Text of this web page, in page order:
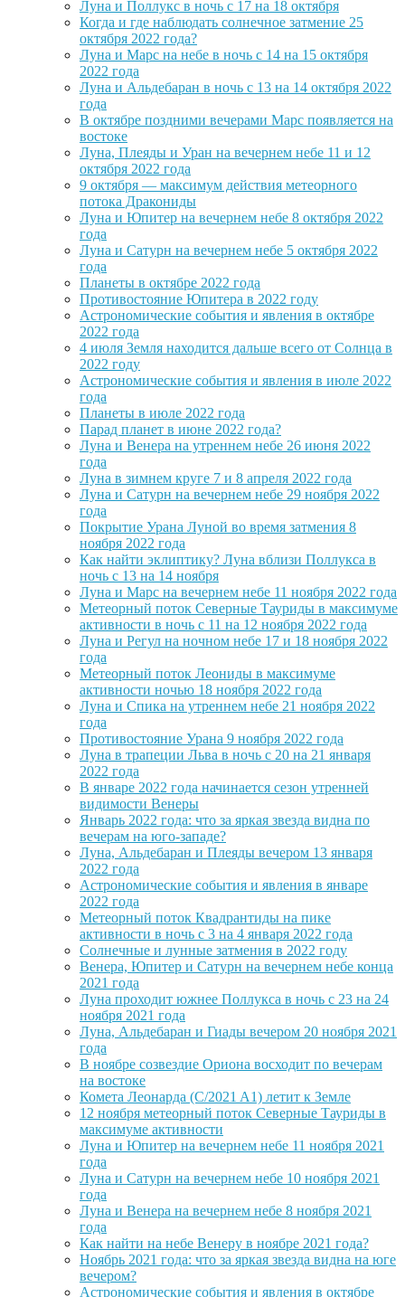
Луна и Поллукс в ночь с 17 на 18 октября
Когда и где наблюдать солнечное затмение 25
октября 2022 года?
Луна и Марс на небе в ночь с 14 на 15 октября
2022 года
Луна и Альдебаран в ночь с 13 на 14 октября 2022
года
В октябре поздними вечерами Марс появляется на
востоке
Луна, Плеяды и Уран на вечернем небе 11 и 12
октября 2022 года
9 октября — максимум действия метеорного
потока Дракониды
Луна и Юпитер на вечернем небе 8 октября 2022
года
Луна и Сатурн на вечернем небе 5 октября 2022
года
Планеты в октябре 2022 года
Противостояние Юпитера в 2022 году
Астрономические события и явления в октябре
2022 года
4 июля Земля находится дальше всего от Солнца в
2022 году
Астрономические события и явления в июле 2022
года
Планеты в июле 2022 года
Парад планет в июне 2022 года?
Луна и Венера на утреннем небе 26 июня 2022
года
Луна в зимнем круге 7 и 8 апреля 2022 года
Луна и Сатурн на вечернем небе 29 ноября 2022
года
Покрытие Урана Луной во время затмения 8
ноября 2022 года
Как найти эклиптику? Луна вблизи Поллукса в
ночь с 13 на 14 ноября
Луна и Марс на вечернем небе 11 ноября 2022 года
Метеорный поток Северные Тауриды в максимуме
активности в ночь с 11 на 12 ноября 2022 года
Луна и Регул на ночном небе 17 и 18 ноября 2022
года
Метеорный поток Леониды в максимуме
активности ночью 18 ноября 2022 года
Луна и Спика на утреннем небе 21 ноября 2022
года
Противостояние Урана 9 ноября 2022 года
Луна в трапеции Льва в ночь с 20 на 21 января
2022 года
В январе 2022 года начинается сезон утренней
видимости Венеры
Январь 2022 года: что за яркая звезда видна по
вечерам на юго-западе?
Луна, Альдебаран и Плеяды вечером 13 января
2022 года
Астрономические события и явления в январе
2022 года
Метеорный поток Квадрантиды на пике
активности в ночь с 3 на 4 января 2022 года
Солнечные и лунные затмения в 2022 году
Венера, Юпитер и Сатурн на вечернем небе конца
2021 года
Луна проходит южнее Поллукса в ночь с 23 на 24
ноября 2021 года
Луна, Альдебаран и Гиады вечером 20 ноября 2021
года
В ноябре созвездие Ориона восходит по вечерам
на востоке
Комета Леонарда (C/2021 A1) летит к Земле
12 ноября метеорный поток Северные Тауриды в
максимуме активности
Луна и Юпитер на вечернем небе 11 ноября 2021
года
Луна и Сатурн на вечернем небе 10 ноября 2021
года
Луна и Венера на вечернем небе 8 ноября 2021
года
Как найти на небе Венеру в ноябре 2021 года?
Ноябрь 2021 года: что за яркая звезда видна на юге
вечером?
Астрономические события и явления в октябре